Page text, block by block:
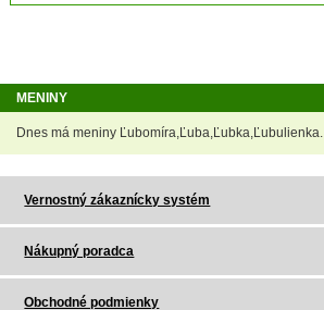
MENINY
Dnes má meniny Ľubomíra,Ľuba,Ľubka,Ľubulienka.
Vernostný zákaznícky systém
Nákupný poradca
Obchodné podmienky